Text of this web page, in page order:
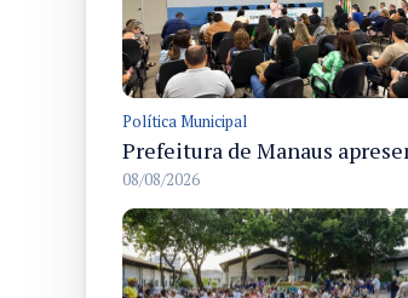
Política Municipal
08/08/2026